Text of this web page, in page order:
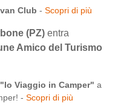
Club - Scopri di più
(PZ) entra
Amico del Turismo
Viaggio in Camper" a
- Scopri di più